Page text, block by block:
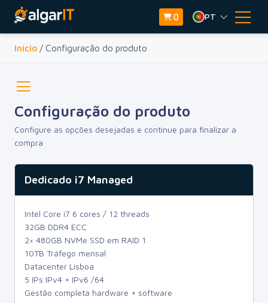
0 PT
Inicio / Configuração do produto
Configuração do produto
Configure as opções desejadas e continue para finalizar a
compra
Dedicado i7 Managed
Intel Core i7 6 cores / 12 threads
32GB DDR4 ECC
2× 480GB NVMe SSD em RAID 1
10TB Tráfego mensal
Datacenter Lisboa
5 IPs IPv4 + IPv6 /64
Gestão completa hardware + software